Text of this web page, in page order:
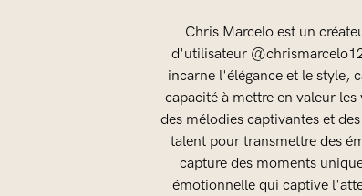
Chris Marcelo est un
d'utilisateur
incarne l'élégance et le style,
capacité à mettre en valeur
des mélodies captivantes et
talent pour transmettre des
capture des moments
émotionnelle qui captive